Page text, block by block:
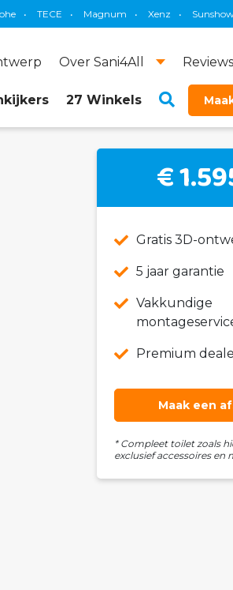
Magnum • Xenz Sunshower •
Over Sani4All Reviews
27 Winkels
€
Gratis 3D-
5 jaar garantie
Vakkundige
Premium
Maak een
* Compleet toilet zoals
exclusief accessoires en